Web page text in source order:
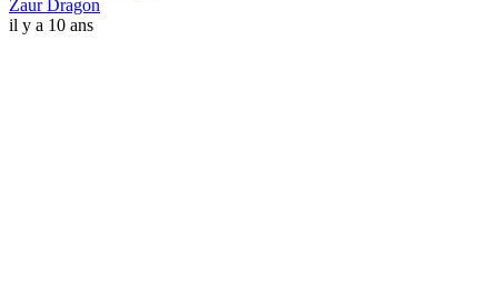
Zaur Dragon
il y a 10 ans